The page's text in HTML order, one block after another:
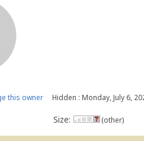
this owner Hidden : Monday, July 6,
Size: (other)